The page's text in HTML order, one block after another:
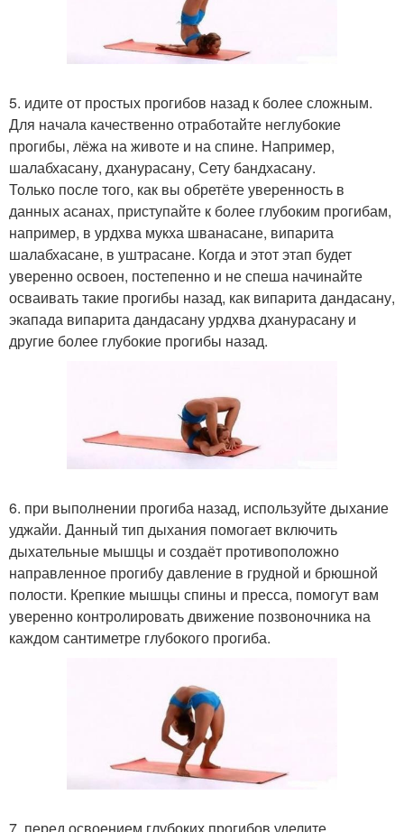
5. идите от простых прогибов назад к более сложным.
Для начала качественно отработайте неглубокие
прогибы, лёжа на животе и на спине. Например,
шалабхасану, дханурасану, Сету бандхасану.
Только после того, как вы обретёте уверенность в
данных асанах, приступайте к более глубоким прогибам,
например, в урдхва мукха шванасане, випарита
шалабхасане, в уштрасане. Когда и этот этап будет
уверенно освоен, постепенно и не спеша начинайте
осваивать такие прогибы назад, как випарита дандасану,
экапада випарита дандасану урдхва дханурасану и
другие более глубокие прогибы назад.
6. при выполнении прогиба назад, используйте дыхание
уджайи. Данный тип дыхания помогает включить
дыхательные мышцы и создаёт противоположно
направленное прогибу давление в грудной и брюшной
полости. Крепкие мышцы спины и пресса, помогут вам
уверенно контролировать движение позвоночника на
каждом сантиметре глубокого прогиба.